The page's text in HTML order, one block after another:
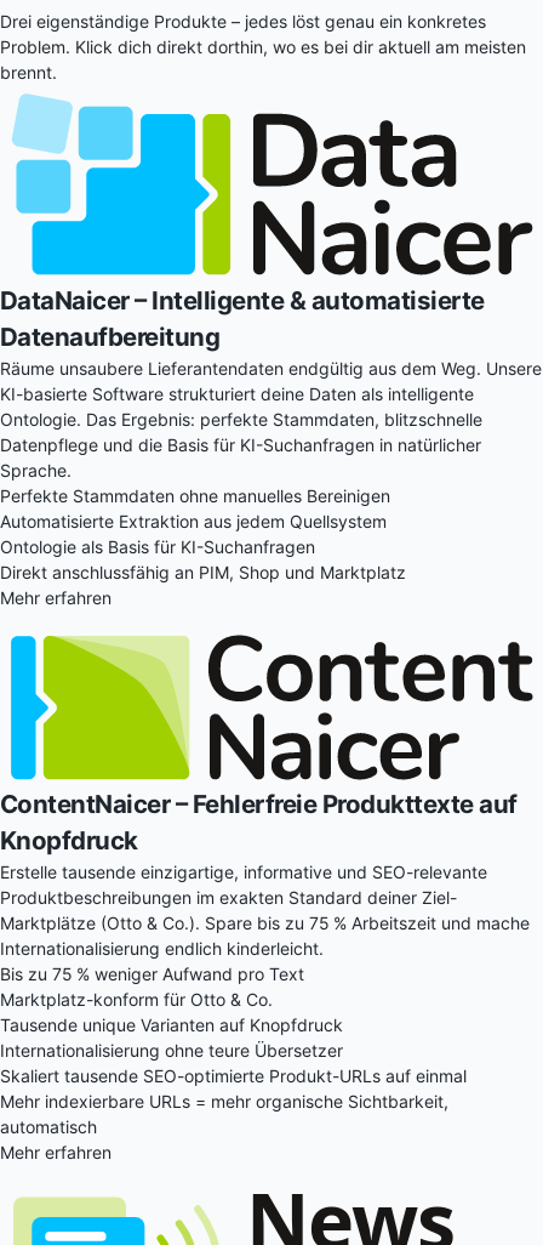
Drei eigenständige Produkte – jedes löst genau ein konkretes
Problem. Klick dich direkt dorthin, wo es bei dir aktuell am meisten
brennt.
DataNaicer– Intelligente & automatisierte
Datenaufbereitung
Räume unsaubere Lieferantendaten endgültig aus dem Weg. Unsere
KI-basierte Software strukturiert deine Daten als intelligente
Ontologie. Das Ergebnis: perfekte Stammdaten, blitzschnelle
Datenpflege und die Basis für KI-Suchanfragen in natürlicher
Sprache.
Perfekte Stammdaten ohne manuelles Bereinigen
Automatisierte Extraktion aus jedem Quellsystem
Ontologie als Basis für KI-Suchanfragen
Direkt anschlussfähig an PIM, Shop und Marktplatz
Mehr erfahren
ContentNaicer– Fehlerfreie Produkttexte auf
Knopfdruck
Erstelle tausende einzigartige, informative und SEO-relevante
Produktbeschreibungen im exakten Standard deiner Ziel-
Marktplätze (Otto & Co.). Spare bis zu 75 % Arbeitszeit und mache
Internationalisierung endlich kinderleicht.
Bis zu 75 % weniger Aufwand pro Text
Marktplatz-konform für Otto & Co.
Tausende unique Varianten auf Knopfdruck
Internationalisierung ohne teure Übersetzer
Skaliert tausende SEO-optimierte Produkt-URLs auf einmal
Mehr indexierbare URLs = mehr organische Sichtbarkeit,
automatisch
Mehr erfahren